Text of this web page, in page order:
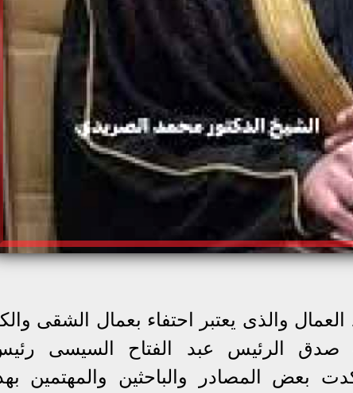
والذى يعتبر احتفاء بعمال الشقى
صدق الرئيس عبد الفتاح السيسى
بعض المصادر والباحثين والمهتمين